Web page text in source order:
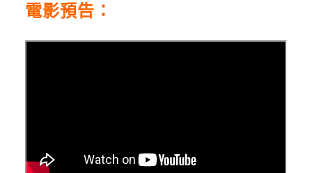
電影預告：